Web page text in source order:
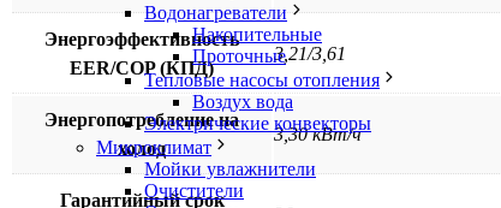
Водонагреватели
Накопительные
Проточные
Тепловые насосы отопления
Воздух вода
Электрические конвекторы
Микроклимат
Мойки увлажнители
Очистители
Энергоэффективность
EER/COP (КПД)
3,21/3,61
Энергопотребление на
холод
3,30 кВт/ч
Гарантийный срок